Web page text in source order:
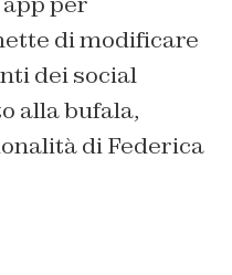
di modificare
dei social
alla bufala,
di Federica